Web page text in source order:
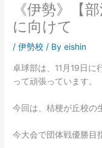
《伊勢》【
に向けて
/伊勢校 / Byeishin
卓球部は、11月19日に
って頑張っています。
今回は、桔梗が丘校の
今大会で団体戦優勝目